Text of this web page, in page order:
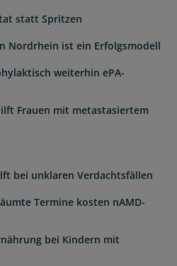
statt Spritzen
Nordrhein ist ein Erfolgsmodell
weiterhin ePA-
Frauen mit metastasiertem
bei unklaren Verdachtsfällen
Termine kosten nAMD-
bei Kindern mit